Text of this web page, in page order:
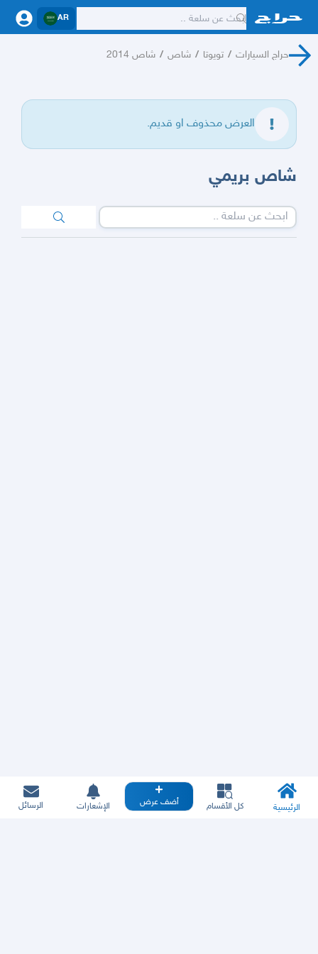
AR
حراج السيارات / تويوتا / شاص / شاص 2014
العرض محذوف او قديم.
شاص بريمي
الرئيسية كل الأقسام أضف عرض الإشعارات الرسائل